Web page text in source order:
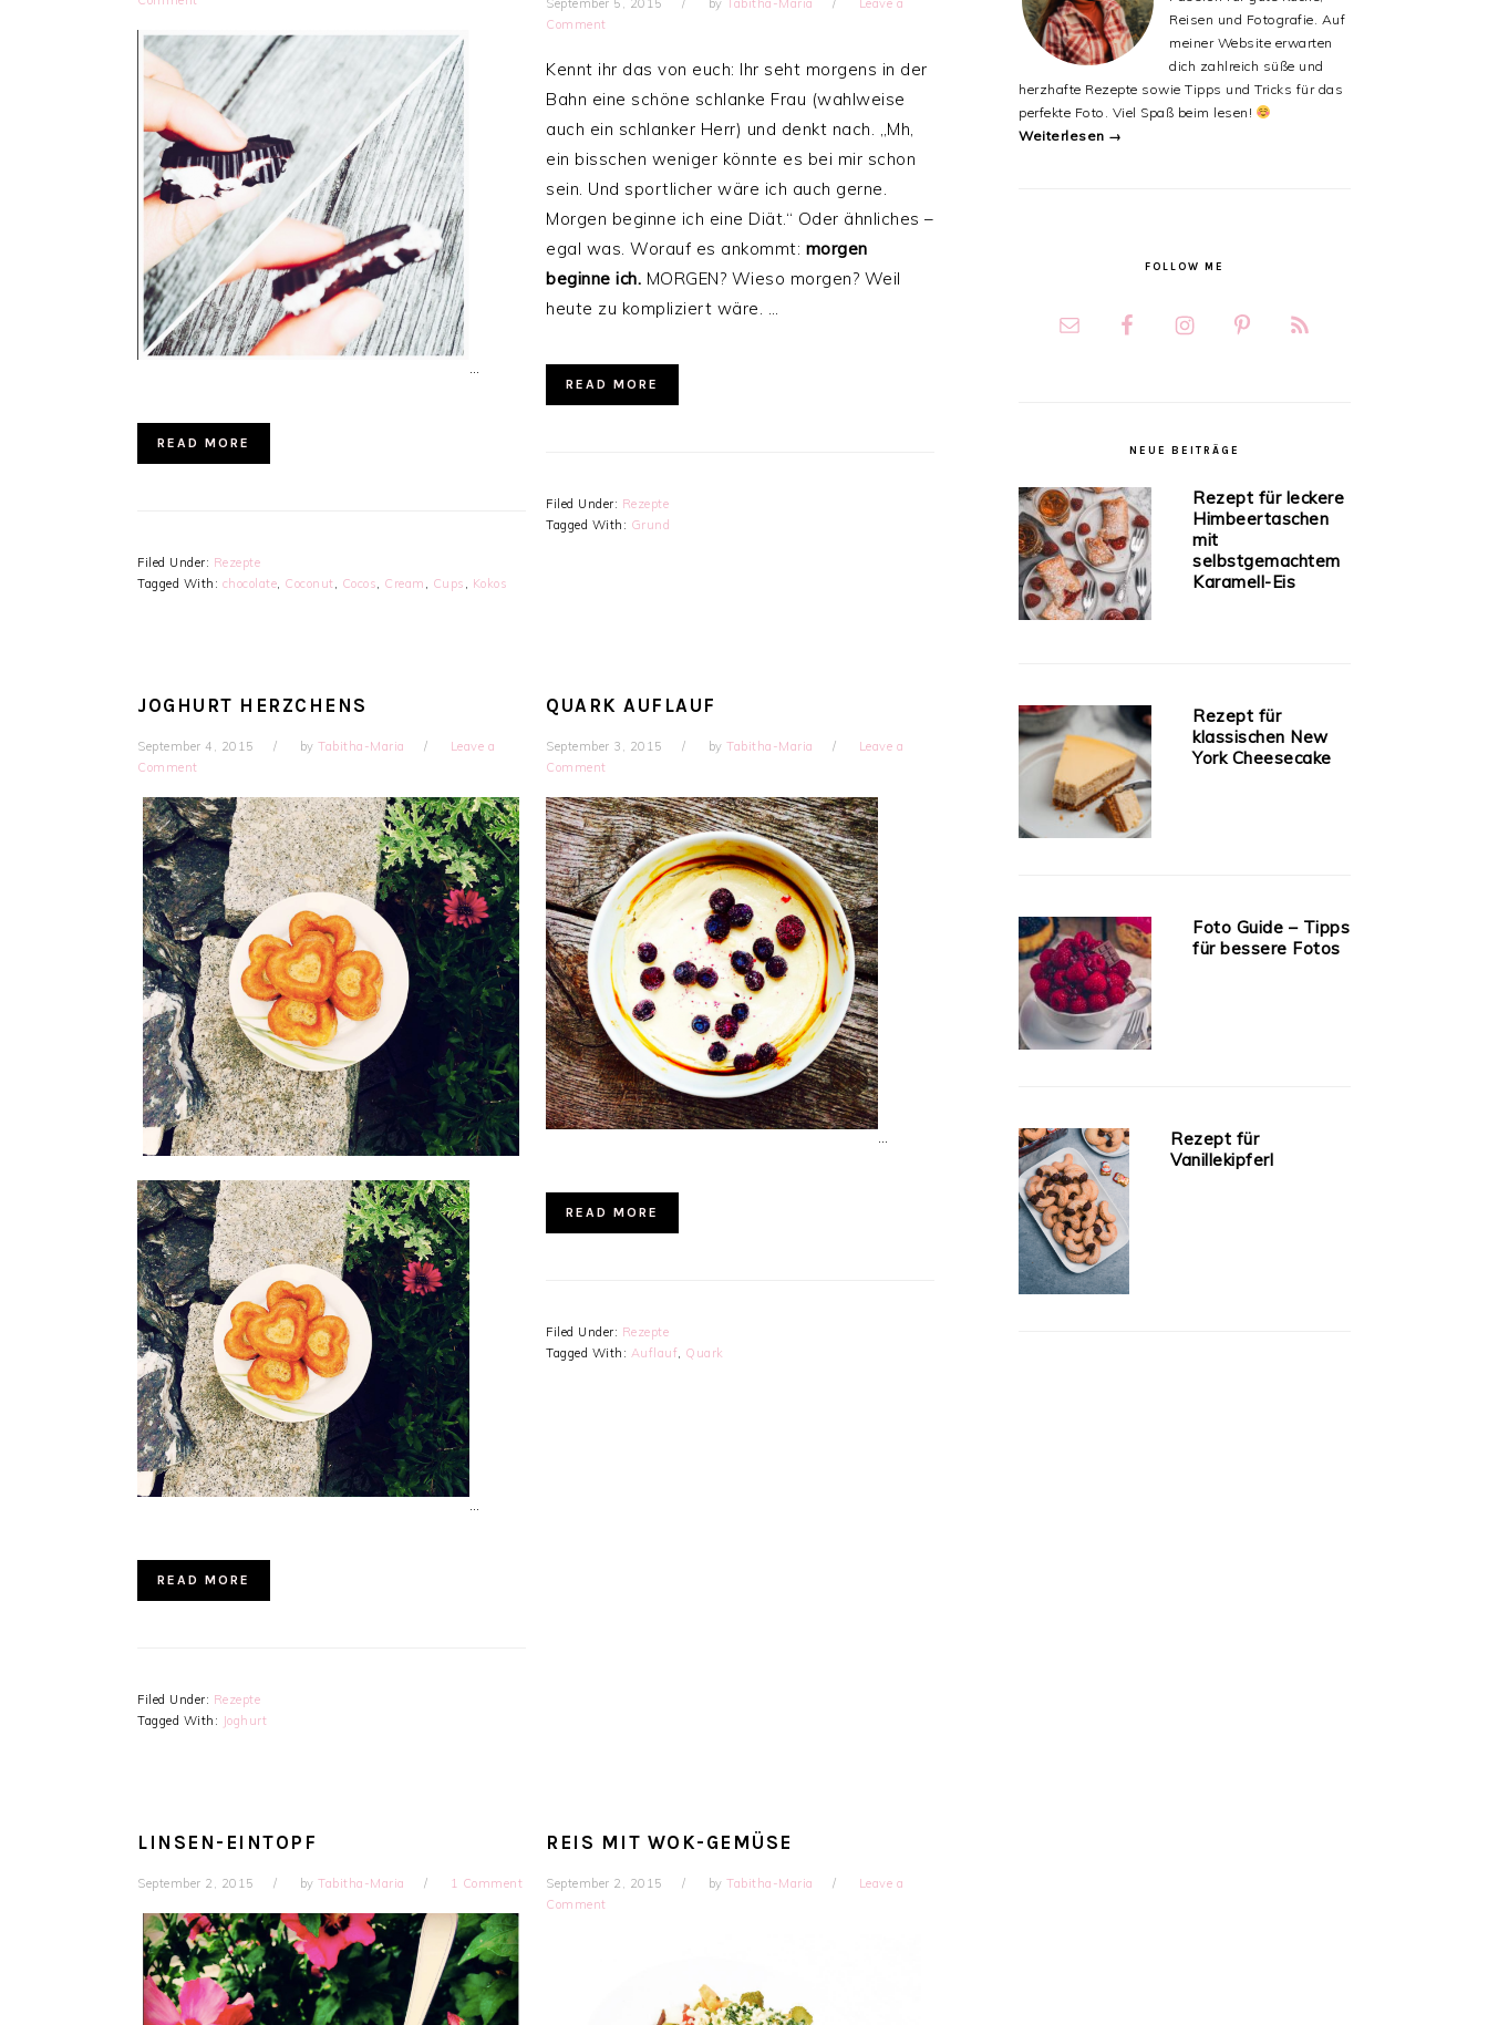
…
READ MORE
Filed Under: Rezepte
Tagged With: chocolate, Coconut, Cocos, Cream , Cups , Kokos
September 5, 2015 byTabitha-Maria
Leave a
Comment
Kennt ihr das von euch: Ihr seht morgens in der
Bahn eine schöne schlanke Frau (wahlweise
auch ein schlanker Herr) und denkt nach. „Mh,
ein bisschen weniger könnte es bei mir schon
sein. Und sportlicher wäre ich auch gerne.
Morgen beginne ich eine Diät.“ Oder ähnliches –
egal was. Worauf es ankommt: morgen
beginne ich. MORGEN? Wieso morgen? Weil
heute zu kompliziert wäre. …
READ MORE
Filed Under: Rezepte
Tagged With: Grund
JOGHURT HERZCHENS
September 4, 2015 by Tabitha-Maria
Leave a
Comment
…
READ MORE
Filed Under: Rezepte
Tagged With: Joghurt
QUARK AUFLAUF
September 3, 2015 byTabitha-Maria
Leave a
Comment
…
READ MORE
Filed Under: Rezepte
Tagged With: Auflauf, Quark
LINSEN-EINTOPF
September 2, 2015 by Tabitha-Maria 1 Comment
REIS MIT WOK-GEMÜSE
September 2, 2015 byTabitha-Maria
Leave a
Comment
Reisen und Fotografie. Auf
meiner Website erwarten
dich zahlreich süße und
herzhafte Rezepte sowie Tipps und Tricks für das
perfekte Foto. Viel Spaß beim lesen!
Weiterlesen →
FOLLOW ME
NEUE BEITRÄGE
Rezept für leckere
Himbeertaschen
mit
selbstgemachtem
Karamell-Eis
Rezept für
klassischen New
York Cheesecake
Foto Guide – Tipps
für bessere Fotos
Rezept für
Vanillekipferl